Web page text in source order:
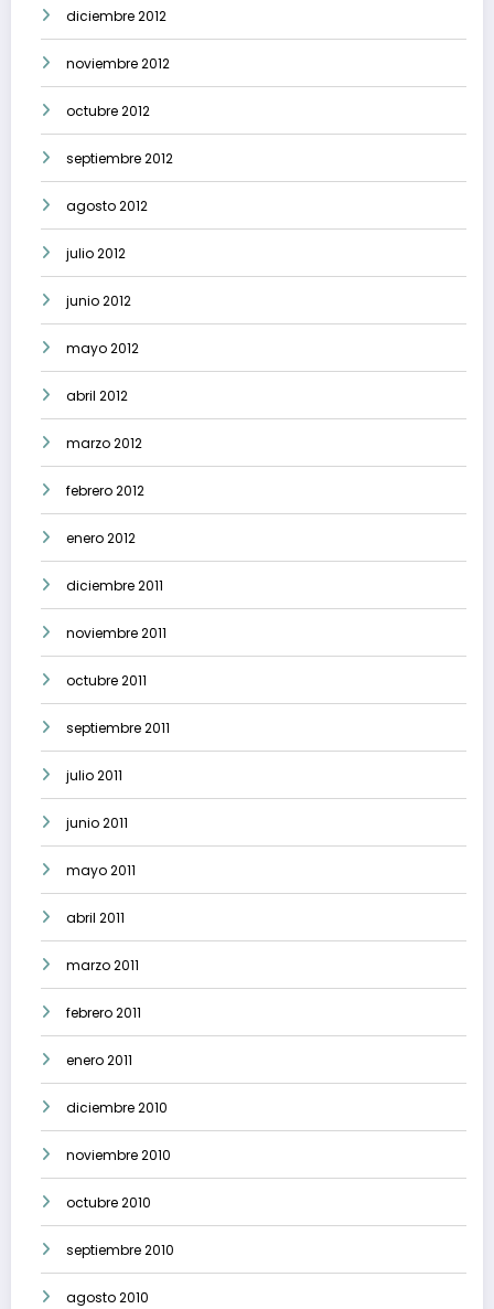
diciembre 2012
noviembre 2012
octubre 2012
septiembre 2012
agosto 2012
julio 2012
junio 2012
mayo 2012
abril 2012
marzo 2012
febrero 2012
enero 2012
diciembre 2011
noviembre 2011
octubre 2011
septiembre 2011
julio 2011
junio 2011
mayo 2011
abril 2011
marzo 2011
febrero 2011
enero 2011
diciembre 2010
noviembre 2010
octubre 2010
septiembre 2010
agosto 2010